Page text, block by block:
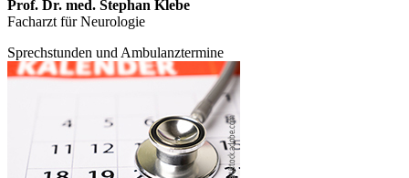
Prof. Dr. med. Stephan Klebe
Facharzt für Neurologie
Sprechstunden und Ambulanztermine